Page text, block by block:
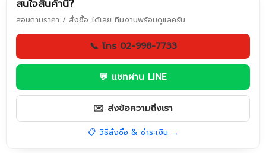
สนใจสินค้านี้?
สอบถามราคา / สั่งซื้อ ได้เลย ทีมงานพร้อมดูแลครับ
📞 โทร 02-998-7733
💬 แชทผ่าน LINE
✉️ ส่งข้อความถึงเรา
📋 วิธีสั่งซื้อ & ชำระเงิน →